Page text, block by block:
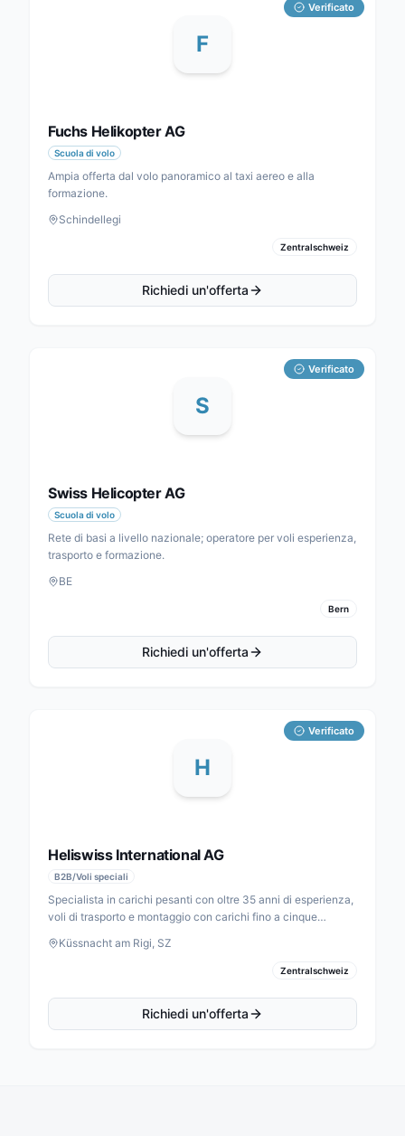
F
Verificato
Fuchs Helikopter AG
Scuola di volo
Ampia offerta dal volo panoramico al taxi aereo e alla
formazione.
Schindellegi
Zentralschweiz
Richiedi un'offerta
S
Verificato
Swiss Helicopter AG
Scuola di volo
Rete di basi a livello nazionale; operatore per voli esperienza,
trasporto e formazione.
BE
Bern
Richiedi un'offerta
H
Verificato
Heliswiss International AG
B2B/Voli speciali
Specialista in carichi pesanti con oltre 35 anni di esperienza,
voli di trasporto e montaggio con carichi fino a cinque
in tutto il mondo.
Küssnacht am Rigi, SZ
Zentralschweiz
Richiedi un'offerta